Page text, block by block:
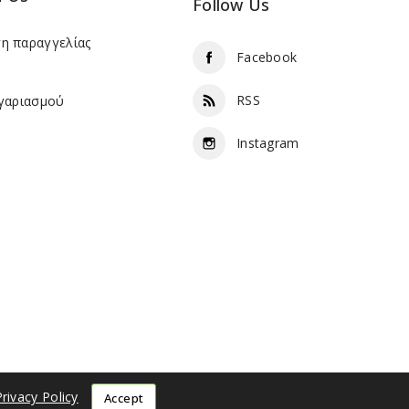
Policy Accept
παραγγελίας
Follow Us
Facebook
RSS
Instagram